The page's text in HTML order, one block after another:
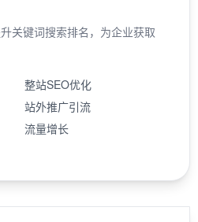
关键词搜索排名，为企业获取
整站SEO优化
站外推广引流
流量增长